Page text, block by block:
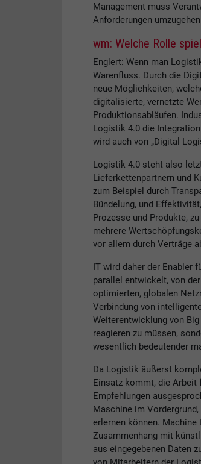
Management muss
Anforderungen
wm: Welche Rolle
Englert: Wenn man
Warenfluss. Durch die
neue Möglichkeiten,
digitalisierte, vernetzte
Produktionsabläufen.
Logistik 4.0 die
wird auch von „Digital
Logistik 4.0 steht also
Lieferkettenpartnern und
zum Beispiel durch
Bündelung, und
Prozesse und Produkte,
mehrere
vor allem durch Verträge
IT wird daher der Enabler
parallel entwickelt, von
optimierten, globalen
Verbindung von
Weiterentwicklung von
reagieren zu müssen,
wesentlich bedeutender
Da Logistik äußerst
Einsatz kommt, die Arbeit
Empfehlungen
Maschine im
erlernen können.
Zusammenhang mit
aus eingegebenen Daten